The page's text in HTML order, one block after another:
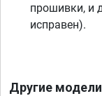
прошивки, и
исправен).
Другие